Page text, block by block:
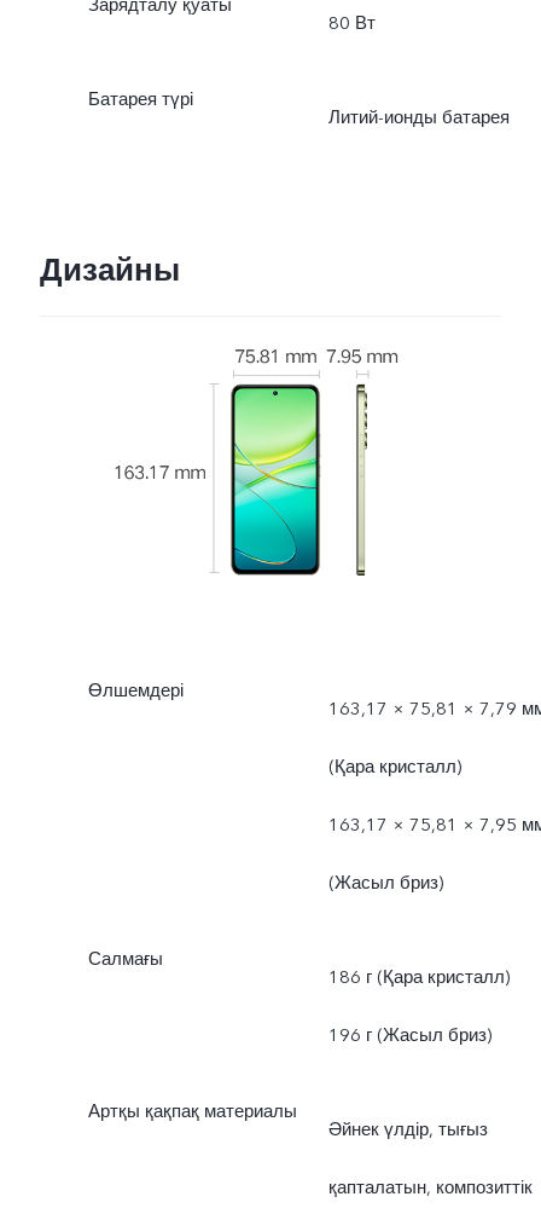
Зарядталу қуаты
80 Вт
Батарея түрі
Литий-ионды батарея
Дизайны
Өлшемдері
163,17 × 75,81 × 7,79
(Қара кристалл)
163,17 × 75,81 × 7,95
(Жасыл бриз)
Салмағы
186 г (Қара кристалл)
196 г (Жасыл бриз)
Артқы қақпақ материалы
Әйнек үлдір, тығыз
қапталатын, композиттік